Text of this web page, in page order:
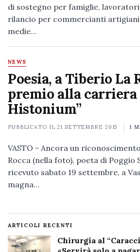
di sostegno per famiglie,
rilancio per commercianti artigiani
medie…
NEWS
Poesia, a Tiberio La
premio alla
Histonium”
PUBBLICATO IL21 SETTEMBRE 2015 1
VASTO - Ancora un
Rocca (nella foto), poeta di Poggio
ricevuto sabato 19 settembre, a
magna…
ARTICOLI RECENTI
Chirurgia al